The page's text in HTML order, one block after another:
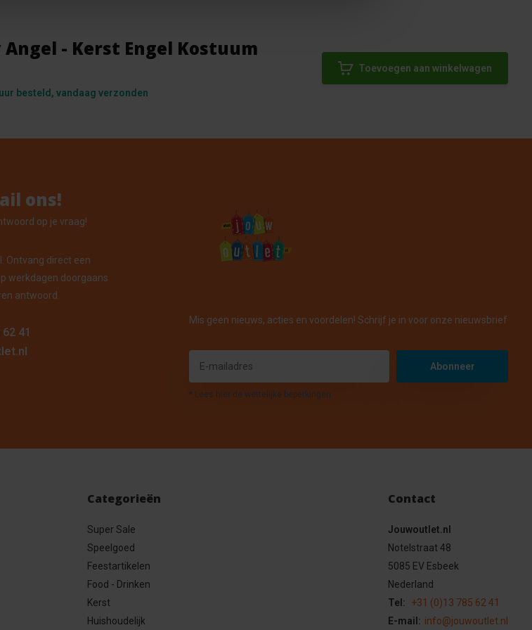
- Kerst Engel Kostuum
besteld, vandaag verzonden
Toevoegen aan winkelwagen
ons!
op je vraag!
Ontvang direct een
werkdagen doorgaans
antwoord.
41
Mis geen nieuws, acties en voordelen! Schrijf je in voor onze nieuwsbrief
Abonneer
* Lees hier de wettelijke beperkingen
Categorieën
Super Sale
Speelgoed
Feestartikelen
Food - Drinken
Kerst
Huishoudelijk
Contact
Jouwoutlet.nl
Notelstraat 48
5085 EV Esbeek
Nederland
Tel:
+31 (0)13 785 62 41
E-mail: info@jouwoutlet.nl